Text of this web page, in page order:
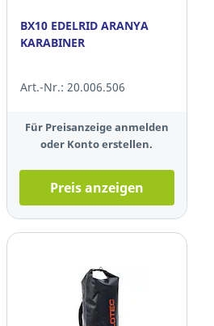
BX10 EDELRID ARANYA
KARABINER
Art.-Nr.: 20.006.506
Für Preisanzeige anmelden
oder Konto erstellen.
Preis anzeigen